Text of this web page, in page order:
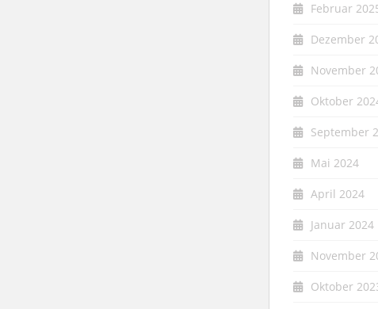
Februar
Dezember
November
Oktober
September
Mai 2024
April 2024
Januar 2024
November
Oktober